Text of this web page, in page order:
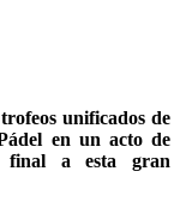
unificados de
en un acto de
final a esta gran